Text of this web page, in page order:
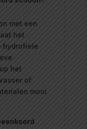
met een
het
hydrofiele
het
of
mooi